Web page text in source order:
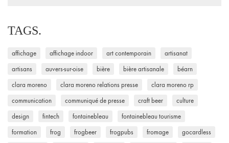
TAGS.
affichage affichage indoor art contemporain artisanat
artisans auvers-sur-oise bière bière artisanale béarn
clara moreno clara moreno relations presse clara moreno rp
communication communiqué de presse craft beer culture
design fintech fontainebleau fontainebleau tourisme
formation frog frogbeer frogpubs fromage gocardless